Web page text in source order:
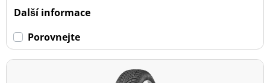
Dojezdové
Dojezdové (0)
Ne dojezdové (18)
Další informace
Porovnejte